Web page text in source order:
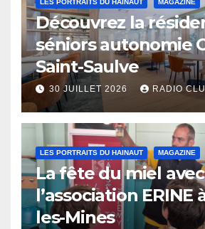
LES PORTRAITS DU HAINAUT MAGAZINE
Découvrez la
séniors autonomie
Saint-Saulve
30 JUILLET 2026 RADIO
LES PORTRAITS DU HAINAUT MAGAZINE
La fête du miel avec
l’association ERINE
les-Mines